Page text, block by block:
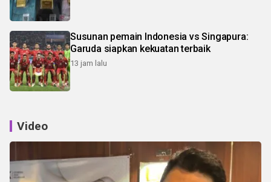
Susunan pemain Indonesia vs Singapura:
Garuda siapkan kekuatan terbaik
13 jam lalu
Video